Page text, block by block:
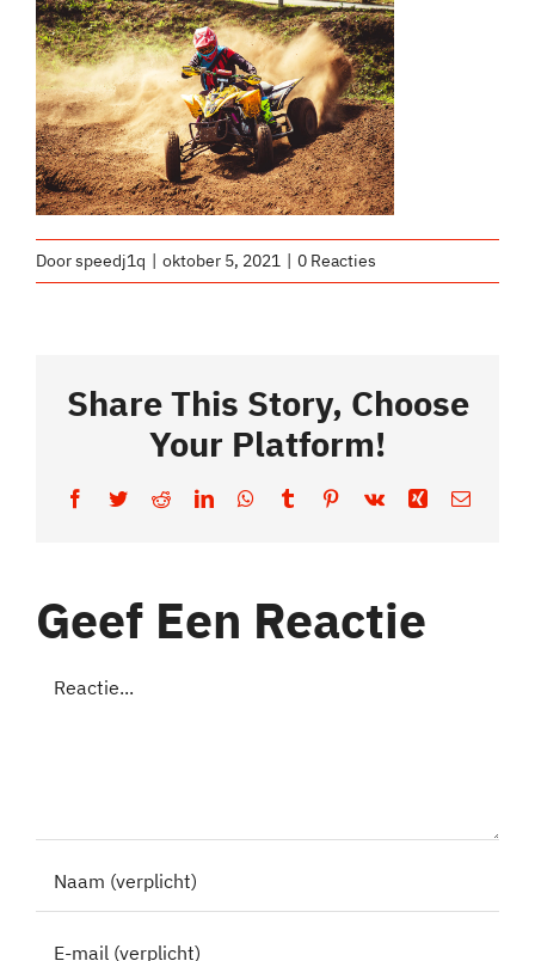
Socials
Foto & Video
Doorspeedj1q oktober 5, 2021 0 Reacties
Share This Story, Choose
Your Platform!
Facebook
TwitterRedditLinkedInWhatsApp
TumblrPinterest
Vk Xing E-
Geef Een Reactie
Reactie